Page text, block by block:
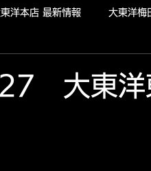
洋本店 最新情報 大東洋梅
大東洋